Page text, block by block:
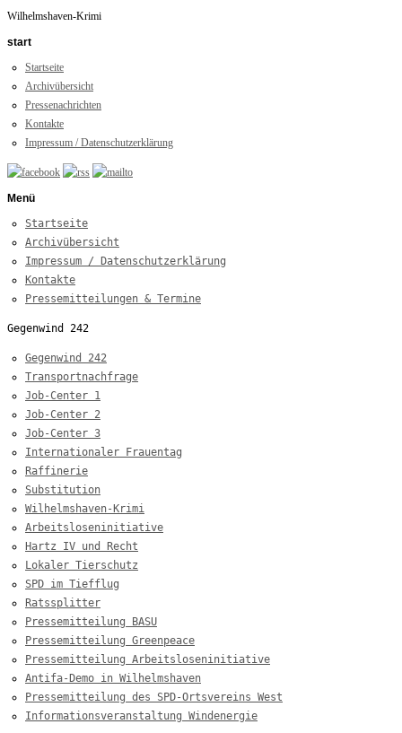
Wilhelmshaven-Krimi
start
Startseite
Archivübersicht
Pressenachrichten
Kontakte
Impressum / Datenschutzerklärung
Menü
Startseite
Archivübersicht
Impressum / Datenschutzerklärung
Kontakte
Pressemitteilungen & Termine
Gegenwind 242
Gegenwind 242
Transportnachfrage
Job-Center 1
Job-Center 2
Job-Center 3
Internationaler Frauentag
Raffinerie
Substitution
Wilhelmshaven-Krimi
Arbeitsloseninitiative
Hartz IV und Recht
Lokaler Tierschutz
SPD im Tiefflug
Ratssplitter
Pressemitteilung BASU
Pressemitteilung Greenpeace
Pressemitteilung Arbeitsloseninitiative
Antifa-Demo in Wilhelmshaven
Pressemitteilung des SPD-Ortsvereins West
Informationsveranstaltung Windenergie